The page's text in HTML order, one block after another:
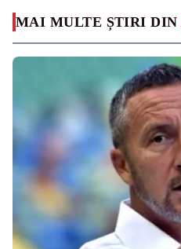
MAI MULTE ȘTIRI DIN